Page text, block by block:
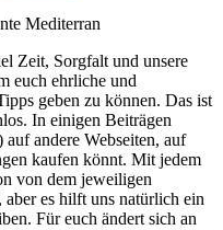
Mediterran
Zeit, Sorgfalt und unsere
euch ehrliche und
geben zu können. Das ist
In einigen Beiträgen
andere Webseiten, auf
kaufen könnt. Mit jedem
von dem jeweiligen
es hilft uns natürlich ein
Für euch ändert sich an